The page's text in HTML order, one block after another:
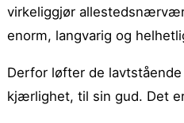
virkeliggjør
enorm, langvarig og
Derfor løfter de
kjærlighet, til sin gud. Det